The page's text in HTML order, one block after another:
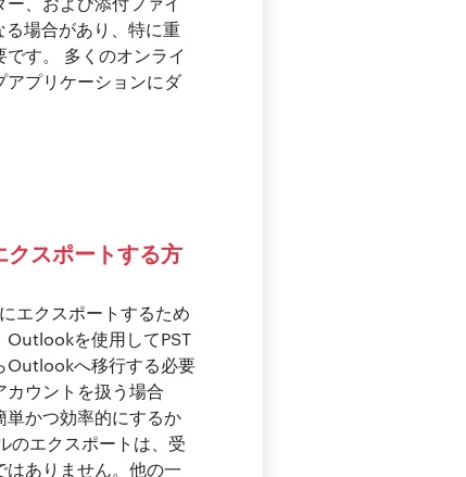
場合があり、特に重
す。 多くのオンライ
アプリケーションにダ
スポートする方
エクスポートするため
Outlookを使用してPST
Outlookへ移行する必要
ウントを扱う場合
単かつ効率的にするか
のエクスポートは、受
ありません。他の一